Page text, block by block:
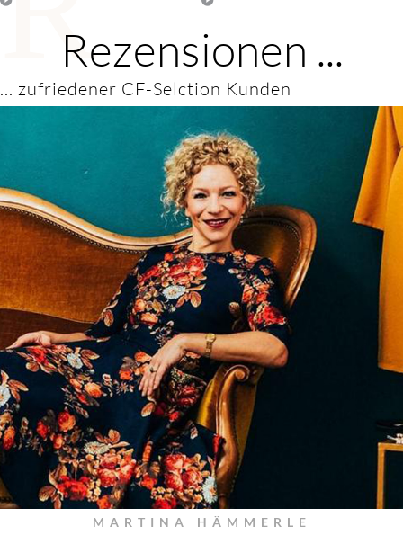
Rezensionen ...
... zufriedener CF-Selction Kunden
MARTINA HÄMMERLE